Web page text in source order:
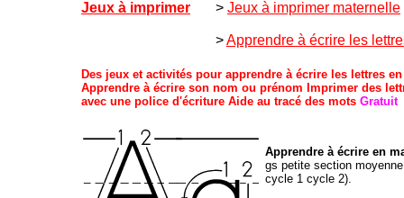
Jeux à imprimer > Jeux à imprimer maternelle
>Apprendre à écrire les
Des jeux et activités pour apprendre à écrire les lettres
Apprendre à écrire son nom ou prénom Imprimer des
avec une police d'écriture Aide au tracé des mots Gratuit
Apprendre à écrire en
gs petite section
cycle 1 cycle 2).